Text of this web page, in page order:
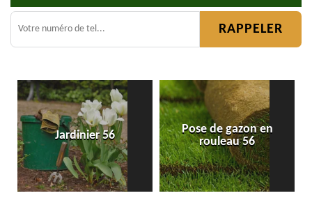
Jardinier 56
Pose de gazon en
rouleau 56